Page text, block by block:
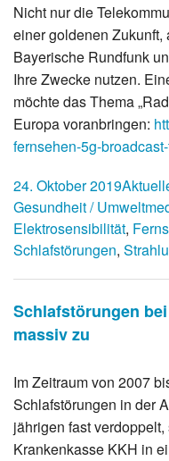
Nicht nur die
einer goldenen
Bayerische Rundfunk
Ihre Zwecke nutzen.
möchte das Thema
Europa voranbringen:
fernsehen-5g-
24. Oktober 2019
Gesundheit /
Elektrosensibilität,
Schlafstörungen,
Schlafstörungen
massiv zu
Im Zeitraum von 2007
Schlafstörungen in der
jährigen fast
Krankenkasse KKH in